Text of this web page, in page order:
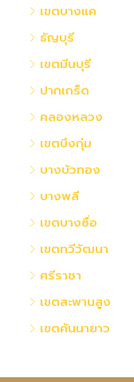
เขตบางแค
ธัญบุรี
เขตมีนบุรี
ปากเกร็ด
คลองหลวง
เขตบึงกุ่ม
บางบัวทอง
บางพลี
เขตบางซื่อ
เขตทวีวัฒนา
ศรีราชา
เขตสะพานสูง
เขตคันนายาว